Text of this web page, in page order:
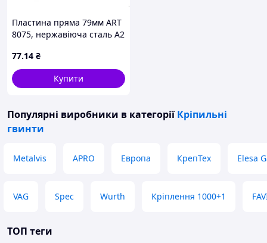
Пластина пряма 79мм ART
8075, нержавіюча сталь A2
77.14 ₴
Купити
Популярні виробники в категорії Кріпильні
гвинти
Metalvis APRO Европа КрепТех Elesa
VAG Spec Wurth Кріплення 1000+1
ТОП теги